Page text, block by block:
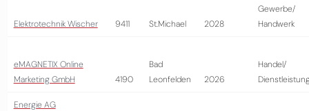
Elektrotechnik Wischer 9411 St.Michael 2028
Gewerbe/
Handwerk
eMAGNETIX Online
Marketing GmbH
4190
Bad
Leonfelden
2026
Handel/
Energie AG